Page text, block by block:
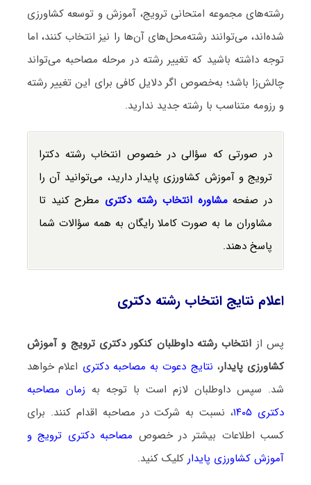
رشته‌های مجموعه امتحانی ترویج، آموزش و توسعه کشاورزی
شده‌اند، می‌توانند رشته‌محل‌های آن‌ها را نیز انتخاب کنند، اما
توجه داشته باشید که تغییر رشته در مرحله مصاحبه می‌تواند
چالش‌زا باشد؛ به‌خصوص اگر دلایل کافی برای این تغییر رشته
و رزومه متناسب با رشته جدید ندارید.
در صورتی که سؤالی در خصوص انتخاب رشته دکترا
ترویج و آموزش کشاورزی پایدار دارید، می‌توانید آن را
در صفحهمشاوره انتخاب رشته دکتری مطرح کنید تا
مشاوران ما به صورت کاملا رایگان به همه سؤالات شما
پاسخ دهند.
اعلام نتایج انتخاب رشته دکتری
پس از انتخاب رشته داوطلبان کنکور دکتری ترویج و آموزش
کشاورزی پایدار، نتایج دعوت به مصاحبه دکتری اعلام خواهد
شد. سپس داوطلبان لازم است با توجه به زمان مصاحبه
دکتری ۱۴۰۵
، نسبت به شرکت در مصاحبه اقدام کنند. برای
کسب اطلاعات بیشتر در خصوص مصاحبه دکتری ترویج و
آموزش کشاورزی پایدارکلیک کنید.